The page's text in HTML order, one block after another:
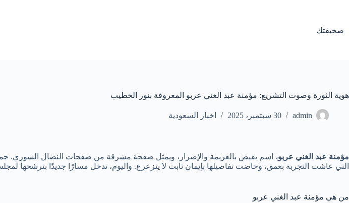
صحيفتك
هوية الثورة وصوت التشريع: مؤمنة عبد الغني عربو المعروفة بنور الخطيب
admin 30 سبتمبر، 2025 اخبار السعودية
مؤمنة عبد الغني عربو، اسم يفيض بالعزيمة والإصرار، ويمثل صفحة مشرقة من صفحات النضال السوري. جمعت
التي عاشت التجربة بعمق، وخاضت تفاصيلها بإيمان ثابت لا يتزعزع. واليوم، تدخل مسارًا جديدًا بترشحها
من هي مؤمنة عبد الغني عربو